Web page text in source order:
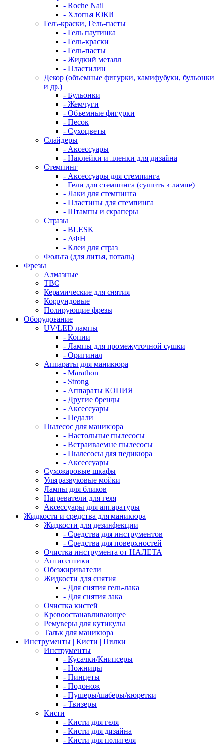
- Roche Nail
- Хлопья ЮКИ
Гель-краски, Гель-пасты
- Гель паутинка
- Гель-краски
- Гель-пасты
- Жидкий металл
- Пластилин
Декор (объемные фигурки, камифубуки, бульонки
и др.)
- Бульонки
- Жемчуги
- Объемные фигурки
- Песок
- Сухоцветы
Слайдеры
- Аксессуары
- Наклейки и пленки для дизайна
Стемпинг
- Аксессуары для стемпинга
- Гели для стемпинга (сушить в лампе)
- Лаки для стемпинга
- Пластины для стемпинга
- Штампы и скраперы
Стразы
- BLESK
- АФН
- Клеи для страз
Фольга (для литья, поталь)
Фрезы
Алмазные
ТВС
Керамические для снятия
Коррундовые
Полирующие фрезы
Оборудование
UV/LED лампы
- Копии
- Лампы для промежуточной сушки
- Оригинал
Аппараты для маникюра
- Marathon
- Strong
- Аппараты КОПИЯ
- Другие бренды
- Аксессуары
- Педали
Пылесос для маникюра
- Настольные пылесосы
- Встраиваемые пылесосы
- Пылесосы для педикюра
- Аксессуары
Сухожаровые шкафы
Ультразвуковые мойки
Лампы для бликов
Нагреватели для геля
Аксессуары для аппаратуры
Жидкости и средства для маникюра
Жидкости для дезинфекции
- Средства для инструментов
- Средства для поверхностей
Очистка инструмента от НАЛЕТА
Антисептики
Обезжириватели
Жидкости для снятия
- Для снятия гель-лака
- Для снятия лака
Очистка кистей
Кровоостанавливающее
Ремуверы для кутикулы
Тальк для маникюра
Инструменты | Кисти | Пилки
Инструменты
- Кусачки/Книпсеры
- Ножницы
- Пинцеты
- Подонож
- Пушеры/шаберы/кюретки
- Твизеры
Кисти
- Кисти для геля
- Кисти для дизайна
- Кисти для полигеля